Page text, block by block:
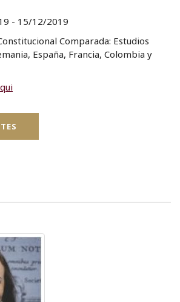
- 15/12/2019
Comparada: Estudios
España, Francia, Colombia y